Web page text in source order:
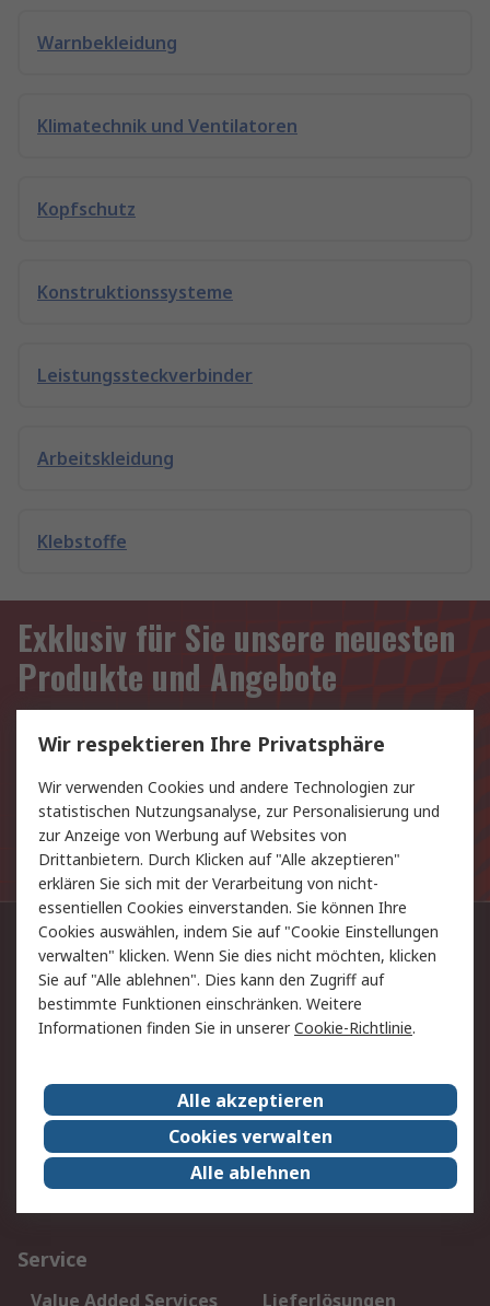
Warnbekleidung
Klimatechnik und Ventilatoren
Kopfschutz
Konstruktionssysteme
Leistungssteckverbinder
Arbeitskleidung
Klebstoffe
Exklusiv für Sie unsere neuesten
Produkte und Angebote
Die personenbezogenen Daten, die Sie uns bei
Anmeldung zur Verfügung stellen, werden gemäß der
Datenschutzerklärung verarbeitet.
Kontaktieren Sie uns:
+43 (0) 2852 53765
Per E-Mail unter Kontakt
Wir akzeptieren:
Service
Value Added Services Lieferlösungen
Wir respektieren Ihre Privatsphäre
Wir verwenden Cookies und andere Technologien zur
statistischen Nutzungsanalyse, zur Personalisierung und
zur Anzeige von Werbung auf Websites von
Drittanbietern. Durch Klicken auf "Alle akzeptieren"
erklären Sie sich mit der Verarbeitung von nicht-
essentiellen Cookies einverstanden. Sie können Ihre
Cookies auswählen, indem Sie auf "Cookie Einstellungen
verwalten" klicken. Wenn Sie dies nicht möchten, klicken
Sie auf "Alle ablehnen". Dies kann den Zugriff auf
bestimmte Funktionen einschränken. Weitere
Informationen finden Sie in unsererCookie-Richtlinie.
Alle akzeptieren
Cookies verwalten
Alle ablehnen